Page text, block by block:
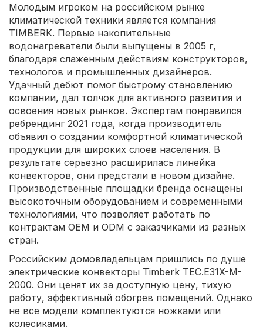
Молодым игроком на российском рынке
климатической техники является компания
TIMBERK. Первые накопительные
водонагреватели были выпущены в 2005 г,
благодаря слаженным действиям конструкторов,
технологов и промышленных дизайнеров.
Удачный дебют помог быстрому становлению
компании, дал толчок для активного развития и
освоения новых рынков. Экспертам понравился
ребрендинг 2021 года, когда производитель
объявил о создании комфортной климатической
продукции для широких слоев населения. В
результате серьезно расширилась линейка
конвекторов, они предстали в новом дизайне.
Производственные площадки бренда оснащены
высокоточным оборудованием и современными
технологиями, что позволяет работать по
контрактам OEM и ODM с заказчиками из разных
стран.
Российским домовладельцам пришлись по душе
электрические конвекторы Timberk TEC.E31X-M-
2000. Они ценят их за доступную цену, тихую
работу, эффективный обогрев помещений. Однако
не все модели комплектуются ножками или
колесиками.